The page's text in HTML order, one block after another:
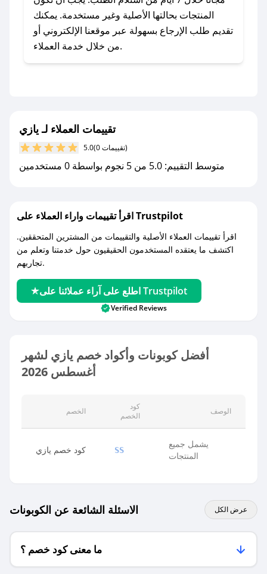
- اضغط على أيقونة متابعة لمتجر يازي في تطبيق
صحصح.
- تابع حسابنا الرسمي على تويتر وقم بتفعيل زر
مع صحصح، تسوق بذكاء ووفّر على كل مشترياتك مع
المنتجات بحالتها الأصلية وغير مستخدمة. يمكنك
تقديم طلب الإرجاع بسهولة عبر موقعنا الإلكتروني أو
من خلال خدمة العملاء.
تقييمات العملاء لـ يازي
5.0 (0 تقييمات)
متوسط التقييم: 5.0 من 5 نجوم بواسطة 0 مستخدمين
اقرأ تقييمات واراء العملاء على Trustpilot
اقرأ تقييمات العملاء الأصلية والتقييمات من المشترين المتحققين.
اكتشف ما يعتقده المستخدمون الحقيقيون حول خدمتنا وتعلم من
تجاربهم.
اطلع على آراء عملائنا على Trustpilot
Verified Reviews
أفضل كوبونات وأكواد خصم يازي لشهر
أغسطس 2026
الخصم
كود
الخصم
الوصف
كود خصم يازي SS
يشمل جميع
المنتجات
الاسئلة الشائعة عن الكوبونات عرض الكل
ما معنى كود خصم ؟